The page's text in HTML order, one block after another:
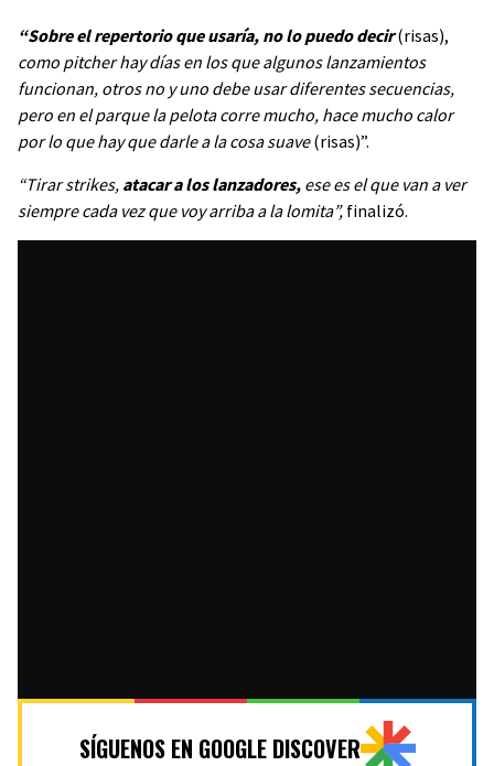
“Sobre el repertorio que usaría, no lo puedo decir(risas),
como pitcher hay días en los que algunos lanzamientos
funcionan, otros no y uno debe usar diferentes secuencias,
pero en el parque la pelota corre mucho, hace mucho calor
por lo que hay que darle a la cosa suave(risas)”.
“Tirar strikes, atacar a los lanzadores, ese es el que van a ver
siempre cada vez que voy arriba a la lomita”, finalizó.
SÍGUENOS EN GOOGLE DISCOVER